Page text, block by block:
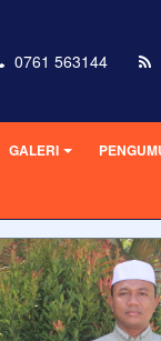
0761 563144
GALERI